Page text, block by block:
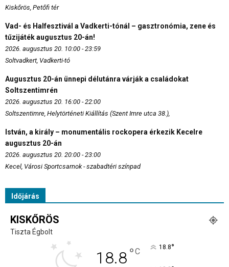
Kiskőrös, Petőfi tér
Vad- és Halfesztivál a Vadkerti-tónál – gasztronómia, zene és
tűzijáték augusztus 20-án!
2026. augusztus 20. 10:00 - 23:59
Soltvadkert, Vadkerti-tó
Augusztus 20-án ünnepi délutánra várják a családokat
Soltszentimrén
2026. augusztus 20. 16:00 - 22:00
Soltszentimre, Helytörténeti Kiállítás (Szent Imre utca 38.),
István, a király – monumentális rockopera érkezik Kecelre
augusztus 20-án
2026. augusztus 20. 20:00 - 23:00
Kecel, Városi Sportcsarnok - szabadtéri színpad
Időjárás
KISKŐRÖS
Tiszta Égbolt
18.8°C 18.8°